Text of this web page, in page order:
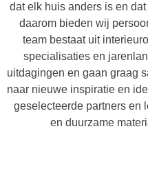
dat elk huis anders is en
daarom bieden wij
team bestaat uit
specialisaties en
uitdagingen en gaan graag
naar nieuwe inspiratie en
geselecteerde partners en
en duurzame